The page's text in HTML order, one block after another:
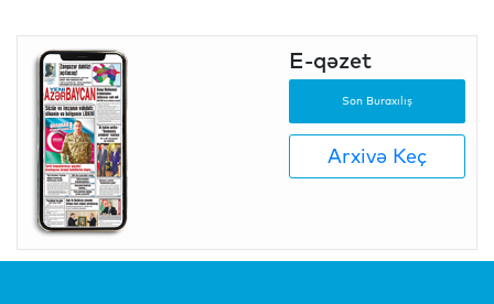
E-qəzet
Son Buraxılış
Arxivə Keç